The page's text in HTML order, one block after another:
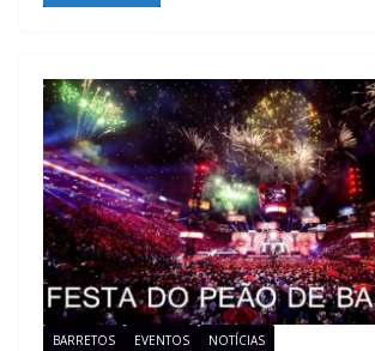
BARRETOS EVENTOS NOTÍCIAS